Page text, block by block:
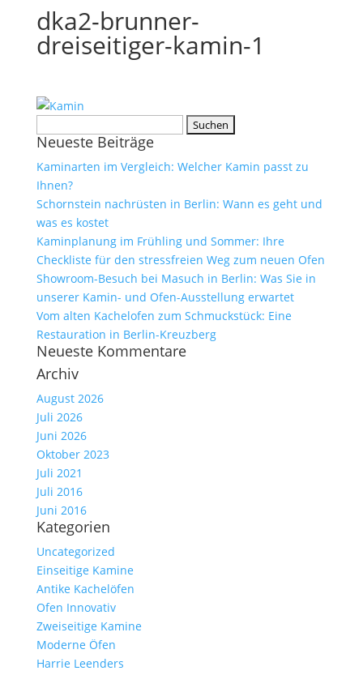
dka2-brunner-
dreiseitiger-kamin-1
nach:
Neueste Beiträge
Kaminarten im Vergleich: Welcher Kamin passt zu
Ihnen?
Schornstein nachrüsten in Berlin: Wann es geht und
was es kostet
Kaminplanung im Frühling und Sommer: Ihre
Checkliste für den stressfreien Weg zum neuen Ofen
Showroom-Besuch bei Masuch in Berlin: Was Sie in
unserer Kamin- und Ofen-Ausstellung erwartet
Vom alten Kachelofen zum Schmuckstück: Eine
Restauration in Berlin-Kreuzberg
Neueste Kommentare
Archiv
August 2026
Juli 2026
Juni 2026
Oktober 2023
Juli 2021
Juli 2016
Juni 2016
Kategorien
Uncategorized
Einseitige Kamine
Antike Kachelöfen
Ofen Innovativ
Zweiseitige Kamine
Moderne Öfen
Harrie Leenders